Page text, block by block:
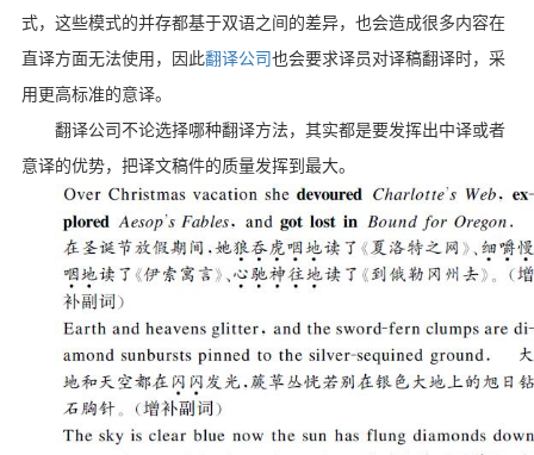
式，这些模式的并存都基于双语之间的差异，也会造成很多内容在
直译方面无法使用，因此翻译公司 也会要求译员对译稿翻译时，采
用更高标准的意译。
翻译公司不论选择哪种翻译方法，其实都是要发挥出中译或者
意译的优势，把译文稿件的质量发挥到最大。